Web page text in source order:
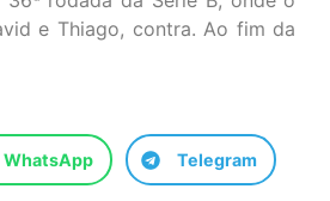
e Thiago, contra. Ao fim da
WhatsApp Telegram